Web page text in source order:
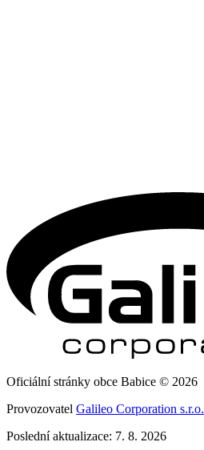
Oficiální stránky obce Babice © 2026
Provozovatel Galileo Corporation s.r.o.
Poslední aktualizace: 7. 8. 2026